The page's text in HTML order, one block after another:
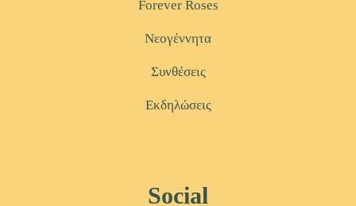
Forever Roses
Νεογέννητα
Συνθέσεις
Εκδηλώσεις
Social